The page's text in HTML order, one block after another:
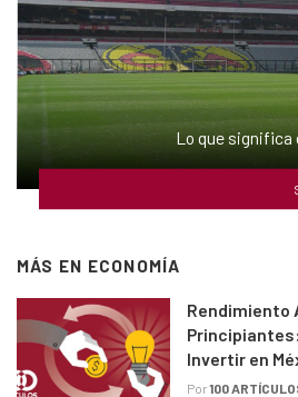
Lo que significa
MÁS EN ECONOMÍA
Rendimiento
Invertir en
Por100